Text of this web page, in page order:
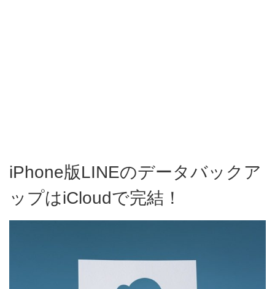
iPhone版LINEのデータバックア
ップはiCloudで完結！